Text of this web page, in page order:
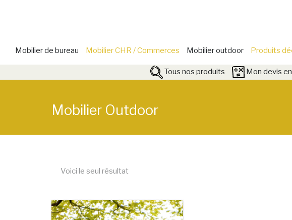
Mobilier de bureau Mobilier CHR / Commerces Mobilier outdoor Produits
Tous nos produits Mon devis
Mobilier Outdoor
Voici le seul résultat